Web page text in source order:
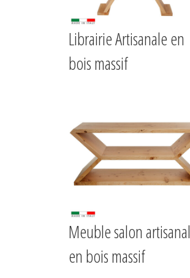
Librairie Artisanale en
bois massif
Meuble salon artisanal
en bois massif